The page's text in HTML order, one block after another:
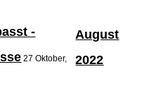
-
27 Oktober,
August
2022